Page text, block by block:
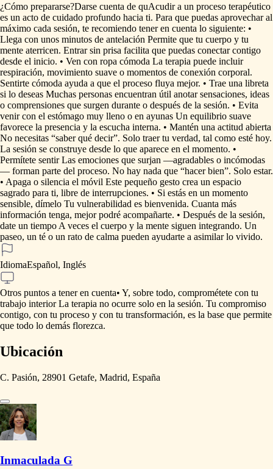
¿Cómo prepararse?Darse cuenta de quAcudir a un proceso terapéutico
es un acto de cuidado profundo hacia ti. Para que puedas aprovechar al
máximo cada sesión, te recomiendo tener en cuenta lo siguiente: •
Llega con unos minutos de antelación Permite que tu cuerpo y tu
mente aterricen. Entrar sin prisa facilita que puedas conectar contigo
desde el inicio. • Ven con ropa cómoda La terapia puede incluir
respiración, movimiento suave o momentos de conexión corporal.
Sentirte cómoda ayuda a que el proceso fluya mejor. • Trae una libreta
si lo deseas Muchas personas encuentran útil anotar sensaciones, ideas
o comprensiones que surgen durante o después de la sesión. • Evita
venir con el estómago muy lleno o en ayunas Un equilibrio suave
favorece la presencia y la escucha interna. • Mantén una actitud abierta
No necesitas “saber qué decir”. Solo traer tu verdad, tal como esté hoy.
La sesión se construye desde lo que aparece en el momento. •
Permítete sentir Las emociones que surjan —agradables o incómodas
— forman parte del proceso. No hay nada que “hacer bien”. Solo estar.
• Apaga o silencia el móvil Este pequeño gesto crea un espacio
sagrado para ti, libre de interrupciones. • Si estás en un momento
sensible, dímelo Tu vulnerabilidad es bienvenida. Cuanta más
información tenga, mejor podré acompañarte. • Después de la sesión,
date un tiempo A veces el cuerpo y la mente siguen integrando. Un
paseo, un té o un rato de calma pueden ayudarte a asimilar lo vivido.
IdiomaEspañol, Inglés
Otros puntos a tener en cuenta• Y, sobre todo, comprométete con tu
trabajo interior La terapia no ocurre solo en la sesión. Tu compromiso
contigo, con tu proceso y con tu transformación, es la base que permite
que todo lo demás florezca.
Ubicación
C. Pasión, 28901 Getafe, Madrid, España
Inmaculada G